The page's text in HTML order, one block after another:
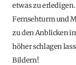
etwas zu
Fernsehturm und
zu den Anblicken
höher schlagen
Bildern!